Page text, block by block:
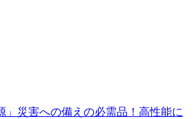
」災害への備えの必需品！高性能に